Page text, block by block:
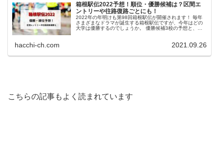
箱根駅伝2022予想！順位・優勝候補は？区間エ
ントリーや往路復路ごとにも！
2022年の年明けも第98回箱根駅伝が開催されます！ 毎年
さまざまなドラマが誕生する箱根駅伝ですが、今年はどの
大学は優勝するのでしょうか。 優勝候補3校の予想と、優
hacchi-ch.com 2021.09.26
こちらの記事もよく読まれています